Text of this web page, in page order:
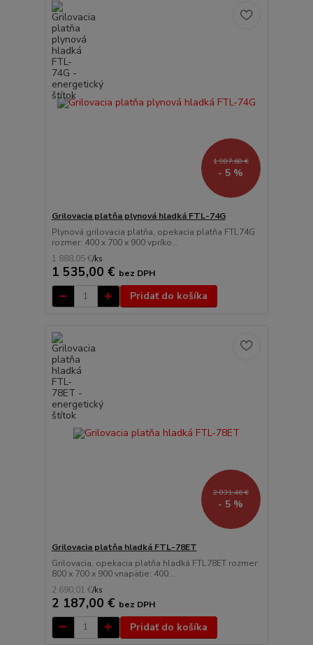
1 987,68 €
- 5 %
Grilovacia platňa plynová hladká FTL-74G
Plynová grilovacia platňa, opekacia platňa FTL74G
rozmer: 400 x 700 x 900 vpríko...
1 888,05 €/ks
1 535,00 € bez DPH
Pridať do košíka
2 831,46 €
- 5 %
Grilovacia platňa hladká FTL-78ET
Grilovacia, opekacia platňa hladká FTL78ET rozmer:
800 x 700 x 900 vnapätie: 400...
2 690,01 €/ks
2 187,00 € bez DPH
Pridať do košíka